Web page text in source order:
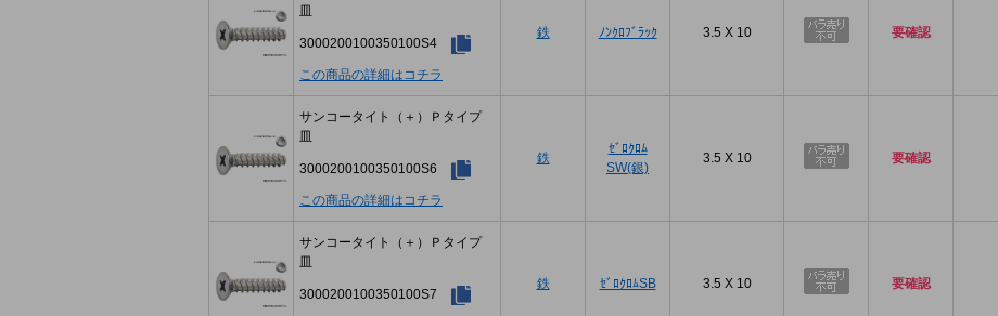
皿
3000200100350100S4
この商品の詳細はコチラ
鉄 ﾉﾝｸﾛﾌﾞﾗｯｸ 3.5 X 10 要確認
サンコータイト（＋）Ｐタイプ
皿
3000200100350100S6
この商品の詳細はコチラ
鉄
ｾﾞﾛｸﾛﾑ
SW(銀)
3.5 X 10 要確認
サンコータイト（＋）Ｐタイプ
皿
3000200100350100S7
鉄 ｾﾞﾛｸﾛﾑSB 3.5 X 10 要確認